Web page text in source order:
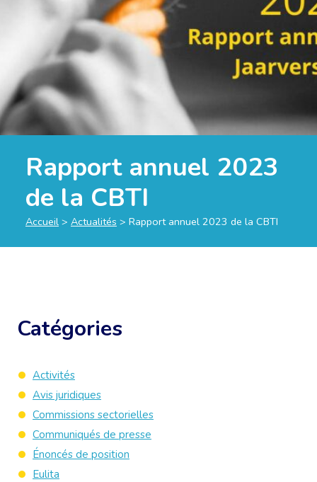
Rapport annuel 2023
de la CBTI
Accueil > Actualités > Rapport annuel 2023 de la CBTI
Catégories
Activités
Avis juridiques
Commissions sectorielles
Communiqués de presse
Énoncés de position
Eulita